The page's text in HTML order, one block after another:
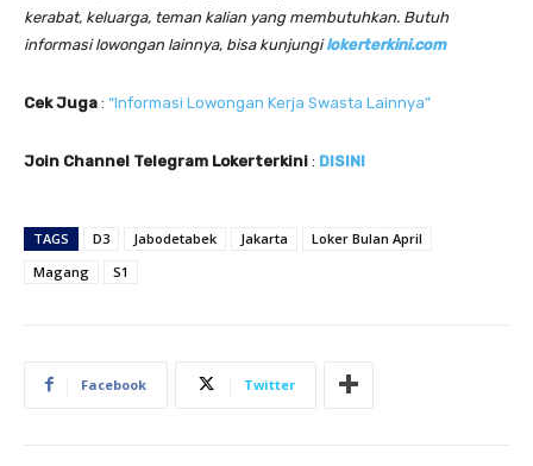
kerabat, keluarga, teman kalian yang membutuhkan. Butuh
informasi lowongan lainnya, bisa kunjungilokerterkini.com
Cek Juga : “Informasi Lowongan Kerja Swasta Lainnya”
Join Channel Telegram Lokerterkini : DISINI
TAGS D3 Jabodetabek Jakarta
Loker Bulan April
Magang
S1
Facebook Twitter